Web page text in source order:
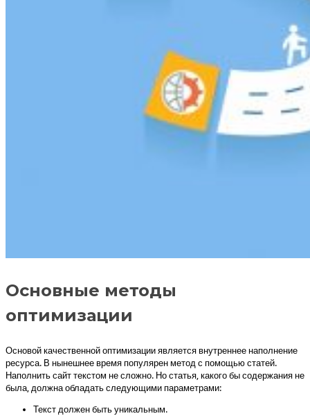
Основные методы
оптимизации
Основой качественной оптимизации является внутреннее наполнение
ресурса. В нынешнее время популярен метод с помощью статей.
Наполнить сайт текстом не сложно. Но статья, какого бы содержания не
была, должна обладать следующими параметрами:
Текст должен быть уникальным.